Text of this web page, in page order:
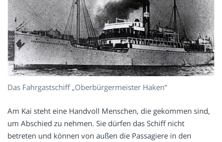
Das Fahrgastschiff „Oberbürgermeister Haken“
Am Kai steht eine Handvoll Menschen, die gekommen sind,
um Abschied zu nehmen. Sie dürfen das Schiff nicht
betreten und können von außen die Passagiere in den